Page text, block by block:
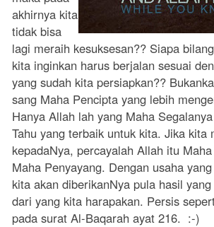
akhirnya kita
tidak bisa
lagi meraih kesuksesan?? Siapa
kita inginkan harus berjalan sesuai
yang sudah kita persiapkan??
sang Maha Pencipta yang lebih
Hanya Allah lah yang Maha
Tahu yang terbaik untuk kita. Jika kita
kepadaNya, percayalah Allah itu
Maha Penyayang. Dengan usaha
kita akan diberikanNya pula hasil
dari yang kita harapakan. Persis
pada surat Al-Baqarah ayat 216. :-)